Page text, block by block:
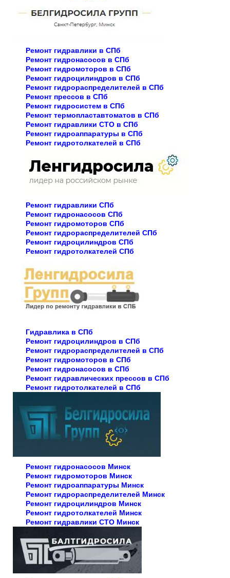
Ремонт гидравлики в СПб
Ремонт гидронасосов в СПб
Ремонт гидромоторов в СПб
Ремонт гидроцилиндров в СПб
Ремонт гидрораспределителей в СПб
Ремонт прессов в СПб
Ремонт гидросистем в СПб
Ремонт термопластавтоматов в СПб
Ремонт гидравлики СТО в СПб
Ремонт гидроаппаратуры в СПб
Ремонт гидротолкателей в СПб
Ремонт гидравлики СПб
Ремонт гидронасосов СПб
Ремонт гидромоторов СПб
Ремонт гидрораспределителей СПб
Ремонт гидроцилиндров СПб
Ремонт гидротолкателей СПб
Гидравлика в СПб
Ремонт гидроцилиндров в СПб
Ремонт гидрораспределителей в СПб
Ремонт гидромоторов в СПб
Ремонт гидронасосов в СПб
Ремонт гидравлических прессов в СПб
Ремонт гидротолкателей в СПб
Ремонт гидронасосов Минск
Ремонт гидромоторов Минск
Ремонт гидроаппаратуры Минск
Ремонт гидрораспределителей Минск
Ремонт гидроцилиндров Минск
Ремонт гидротолкателей Минск
Ремонт гидравлики СТО Минск